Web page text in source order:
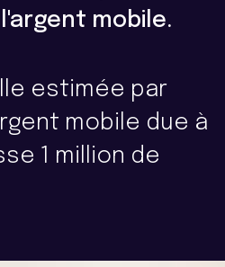
mobile.
estimée par
mobile due à
1 million de